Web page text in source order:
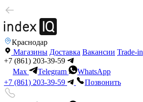
Краснодар
Магазины Доставка Вакансии Trade-in
+7 (861) 203-39-59
Max
Telegram
WhatsApp
+7 (861) 203-39-59
Позвонить